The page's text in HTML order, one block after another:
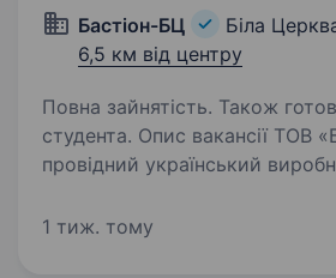
Бастіон-БЦ
Біла
6,5 км від центру
Повна зайнятість. Також
студента. Опис вакансії ТОВ «Бастіон-БЦ» —
провідний український
що працює на ринку більше
1 тиж. тому